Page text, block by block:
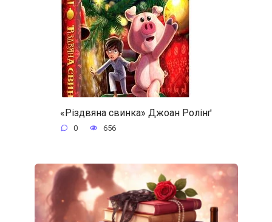
«Різдвяна свинка» Джоан Ролінґ
0 656